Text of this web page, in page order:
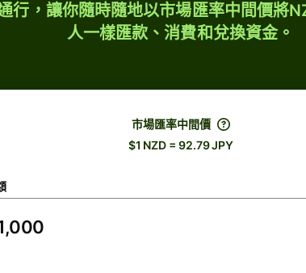
行，讓你隨時隨地以市場匯率中間價將
人一樣匯款、消費和兌換資金。
市場匯率中間價
$1 NZD = 92.79 JPY